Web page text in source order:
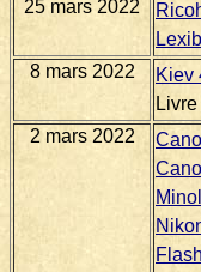
25 mars 2022
8 mars 2022
Kiev
Livre
2 mars 2022